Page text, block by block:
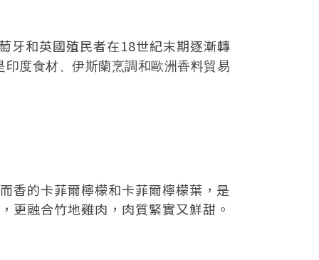
牙和英國殖民者在18世紀末期逐漸轉
印度食材、伊斯蘭烹調和歐洲香料貿易
香的卡菲爾檸檬和卡菲爾檸檬葉，是
更融合竹地雞肉，肉質緊實又鮮甜。